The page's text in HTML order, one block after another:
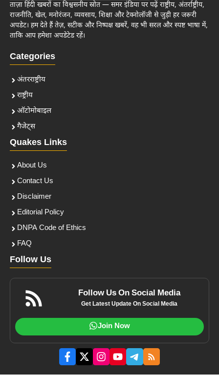
ताज़ा हिंदी खबरों का विश्वसनीय स्रोत — समर इंडिया पर पढ़ें राष्ट्रीय, अंतर्राष्ट्रीय,
राजनीति, खेल, मनोरंजन, व्यवसाय, शिक्षा और टेक्नोलॉजी से जुड़ी हर जरूरी
अपडेट। हम देते हैं तेज़, सटीक और निष्पक्ष खबरें, वह भी सरल और स्पष्ट भाषा में,
ताकि आप हमेशा अपडेटेड रहें।
Categories
अंतरराष्ट्रीय
राष्ट्रीय
ऑटोमोबाइल
गैजेट्स
Quakes Links
About Us
Contact Us
Disclaimer
Editorial Policy
DNPA Code of Ethics
FAQ
Follow Us
Follow Us On Social Media
Get Latest Update On Social Media
Join Now